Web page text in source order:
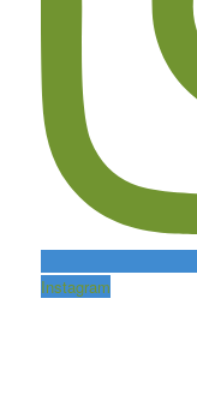
Instagram